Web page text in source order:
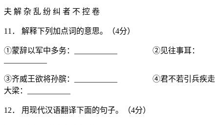
夫 解 杂 乱 纷 纠 者 不 控 卷
11． 解释下列加点词的意思。（4分）
①蒙辞以军中多务：___________ ②见往事耳：
③齐威王欲将孙膑：___________ ④君不若引兵疾走
大梁：___________
12． 用现代汉语翻译下面的句子。（4分）